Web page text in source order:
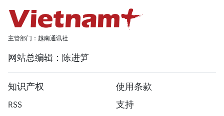
主管部门：越南通讯社
网站总编辑：陈进笋
知识产权
使用条款
RSS
支持